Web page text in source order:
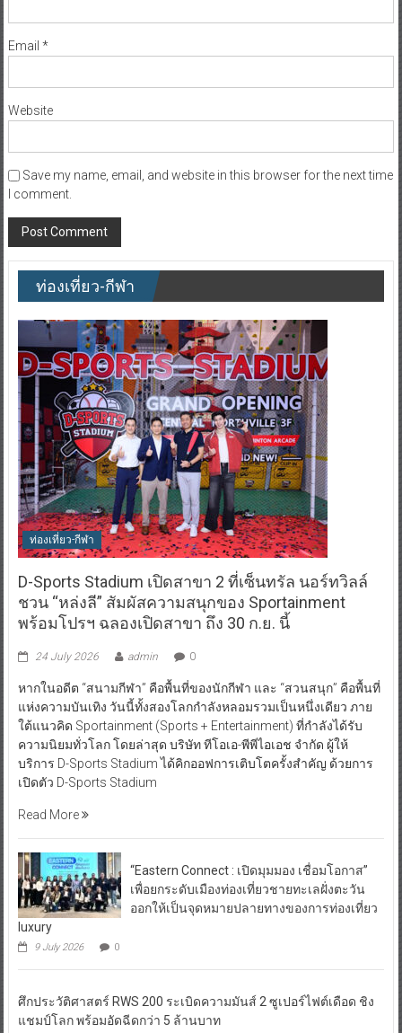
Email *
Website
Save my name, email, and website in this browser for the next time
I comment.
ท่องเที่ยว-กีฬา
ท่องเที่ยว-กีฬา
D-Sports Stadium เปิดสาขา 2 ที่เซ็นทรัล นอร์ทวิลล์
ชวน “หล่งลี” สัมผัสความสนุกของ Sportainment
พร้อมโปรฯ ฉลองเปิดสาขา ถึง 30 ก.ย. นี้
24 July 2026 admin 0
หากในอดีต “สนามกีฬา” คือพื้นที่ของนักกีฬา และ “สวนสนุก” คือพื้นที่
แห่งความบันเทิง วันนี้ทั้งสองโลกกำลังหลอมรวมเป็นหนึ่งเดียว ภาย
ใต้แนวคิด Sportainment (Sports + Entertainment) ที่กำลังได้รับ
ความนิยมทั่วโลก โดยล่าสุด บริษัท ทีโอเอ-พีพีไอเอช จำกัด ผู้ให้
บริการ D-Sports Stadium ได้คิกออฟการเติบโตครั้งสำคัญ ด้วยการ
เปิดตัว D-Sports Stadium
Read More
“Eastern Connect : เปิดมุมมอง เชื่อมโอกาส”
เพื่อยกระดับเมืองท่องเที่ยวชายทะเลฝั่งตะวัน
ออกให้เป็นจุดหมายปลายทางของการท่องเที่ยว
luxury
9 July 2026 0
ศึกประวัติศาสตร์ RWS 200 ระเบิดความมันส์ 2 ซูเปอร์ไฟต์เดือด ชิง
แชมป์โลก พร้อมอัดฉีดกว่า 5 ล้านบาท